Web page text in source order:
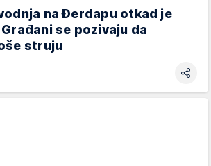
na Đerdapu otkad je
se pozivaju da
struju